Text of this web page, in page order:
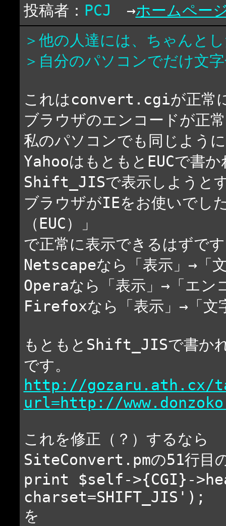
投稿者： PCJ →ホームペー
＞他の人達には、ちゃんと
＞自分のパソコンでだけ文
これはconvert.cgiが正常
ブラウザのエンコードが正
私のパソコンでも同じよう
YahooはもともとEUCで
Shift_JISで表示しようと
ブラウザがIEをお使いでし
（EUC）」
で正常に表示できるはずで
Netscapeなら「表示」→「
Operaなら「表示」→「エン
Firefoxなら「表示」→「文
もともとShift_JISで書か
です。
http://gozaru.ath.cx/
url=http://
これを修正（？）するなら
SiteConvert.pmの51行目
print $self->{CGI}-
charset=SHIFT_JIS');
を